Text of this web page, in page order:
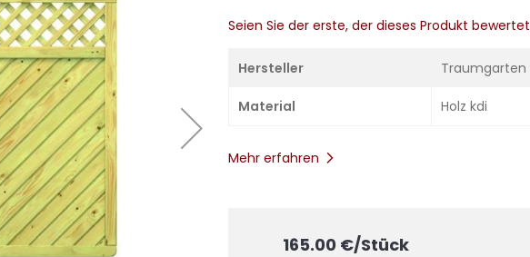
Seien Sie der erste, der dieses Produkt bewertet
Hersteller Traumgarten
Material Holz kdi
Mehr erfahren
165.00 €/Stück